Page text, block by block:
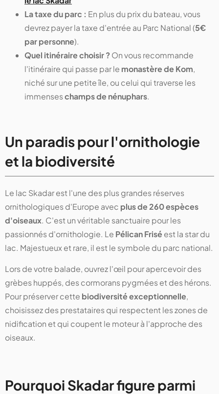
La taxe du parc : En plus du prix du bateau, vous
devrez payer la taxe d'entrée au Parc National (5€
par personne).
Quel itinéraire choisir ?On vous recommande
l'itinéraire qui passe par le monastère de Kom,
niché sur une petite île, ou celui qui traverse les
immenseschamps de nénuphars.
Un paradis pour l'ornithologie
et la biodiversité
Le lac Skadar est l'une des plus grandes réserves
ornithologiques d'Europe avec plus de 260 espèces
d'oiseaux. C'est un véritable sanctuaire pour les
passionnés d'ornithologie. Le Pélican Friséest la star du
lac. Majestueux et rare, il est le symbole du parc national.
Lors de votre balade, ouvrez l'œil pour apercevoir des
grèbes huppés, des cormorans pygmées et des hérons.
Pour préserver cette biodiversité exceptionnelle,
choisissez des prestataires qui respectent les zones de
nidification et qui coupent le moteur à l'approche des
oiseaux.
Pourquoi Skadar figure parmi